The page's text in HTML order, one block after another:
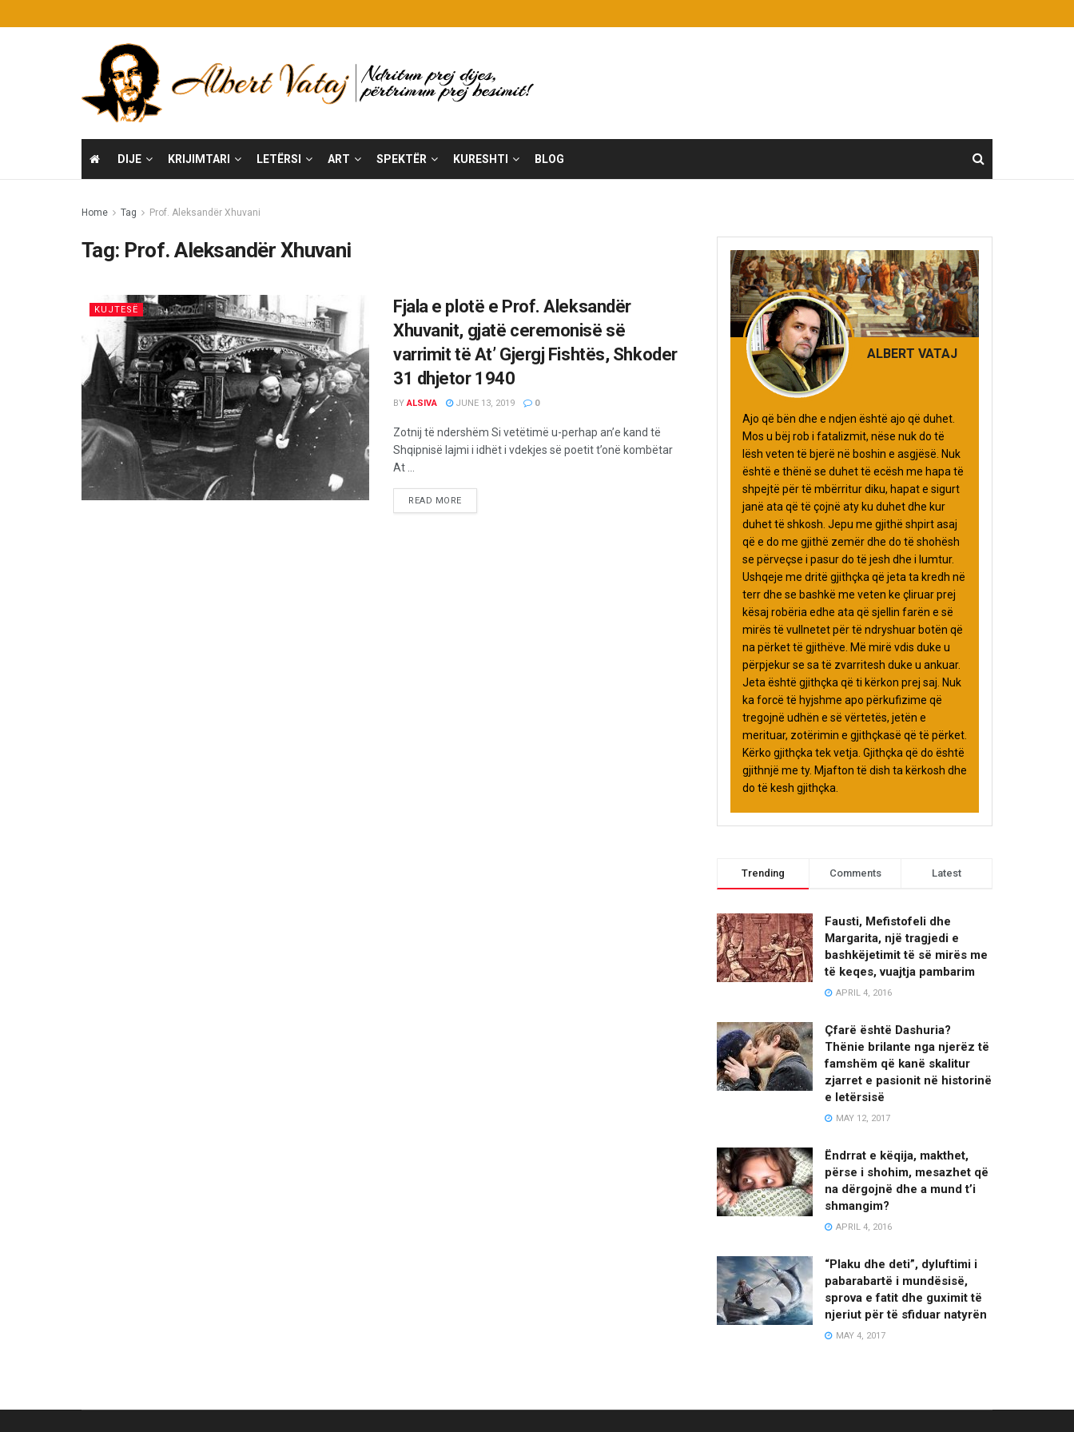
DIJE KRIJIMTARI LETËRSI ART SPEKTËR KURESHTI BLOG
Home Tag Prof. Aleksandër Xhuvani
Tag: Prof. Aleksandër Xhuvani
KUJTESË
Fjala e plotë e Prof. Aleksandër
Xhuvanit, gjatë ceremonisë së
varrimit të At’ Gjergj Fishtës, Shkoder
31 dhjetor 1940
BY ALSIVA JUNE 13, 2019 0
Zotnij të ndershëm Si vetëtimë u-perhap an’e kand të
Shqipnisë lajmi i idhët i vdekjes së poetit t’onë kombëtar
At ...
READ MORE
ALBERT VATAJ
Ajo që bën dhe e ndjen është ajo që duhet.
Mos u bëj rob i fatalizmit, nëse nuk do të
lësh veten të bjerë në boshin e asgjësë. Nuk
është e thënë se duhet të ecësh me hapa të
shpejtë për të mbërritur diku, hapat e sigurt
janë ata që të çojnë aty ku duhet dhe kur
duhet të shkosh. Jepu me gjithë shpirt asaj
që e do me gjithë zemër dhe do të shohësh
se përveçse i pasur do të jesh dhe i lumtur.
Ushqeje me dritë gjithçka që jeta ta kredh në
terr dhe se bashkë me veten ke çliruar prej
kësaj robëria edhe ata që sjellin farën e së
mirës të vullnetet për të ndryshuar botën që
na përket të gjithëve. Më mirë vdis duke u
përpjekur se sa të zvarritesh duke u ankuar.
Jeta është gjithçka që ti kërkon prej saj. Nuk
ka forcë të hyjshme apo përkufizime që
tregojnë udhën e së vërtetës, jetën e
merituar, zotërimin e gjithçkasë që të përket.
Kërko gjithçka tek vetja. Gjithçka që do është
gjithnjë me ty. Mjafton të dish ta kërkosh dhe
do të kesh gjithçka.
Trending Comments Latest
Fausti, Mefistofeli dhe
Margarita, një tragjedi e
bashkëjetimit të së mirës me
të keqes, vuajtja pambarim
APRIL 4, 2016
Çfarë është Dashuria?
Thënie brilante nga njerëz të
famshëm që kanë skalitur
zjarret e pasionit në historinë
e letërsisë
MAY 12, 2017
Ëndrrat e këqija, makthet,
përse i shohim, mesazhet që
na dërgojnë dhe a mund t’i
shmangim?
APRIL 4, 2016
“Plaku dhe deti”, dyluftimi i
pabarabartë i mundësisë,
sprova e fatit dhe guximit të
njeriut për të sfiduar natyrën
MAY 4, 2017